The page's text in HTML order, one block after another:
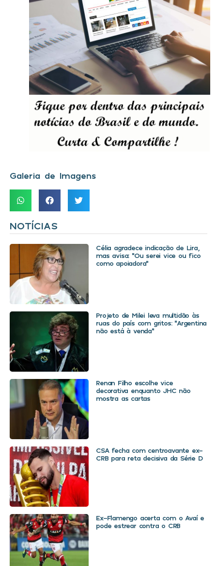
Galeria de Imagens
NOTÍCIAS
Célia agradece indicação de Lira,
mas avisa: “Ou serei vice ou fico
como apoiadora”
Projeto de Milei leva multidão às
ruas do país com gritos: “Argentina
não está à venda”
Renan Filho escolhe vice
decorativa enquanto JHC não
mostra as cartas
CSA fecha com centroavante ex-
CRB para reta decisiva da Série D
Ex-Flamengo acerta com o Avaí e
pode estrear contra o CRB